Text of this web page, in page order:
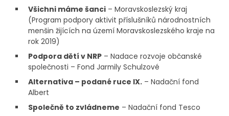
Všichni máme šanci – Moravskoslezský kraj
(Program podpory aktivit příslušníků národnostních
menšin žijících na území Moravskoslezského kraje na
rok 2019)
Podpora dětí v NRP – Nadace rozvoje občanské
společnosti – Fond Jarmily Schulzové
Alternativa – podané ruce IX. – Nadační fond
Albert
Společně to zvládneme – Nadační fond Tesco